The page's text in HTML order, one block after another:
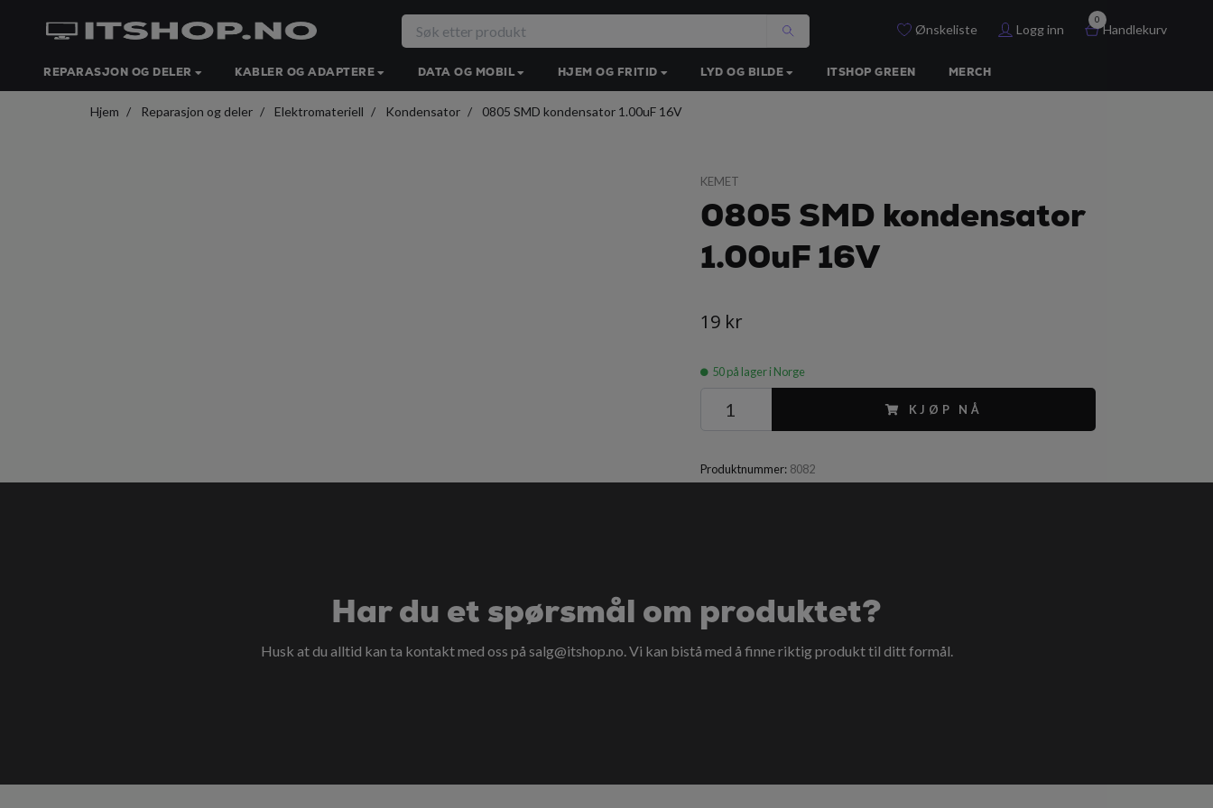
Ønskeliste Logg inn
0
Handlekurv
REPARASJON OG DELER KABLER OG ADAPTERE DATA OG MOBIL HJEM OG FRITID LYD OG BILDE ITSHOP GREEN MERCH
Hjem Reparasjon og deler Elektromateriell Kondensator 0805 SMD kondensator 1.00uF 16V
KEMET
0805 SMD kondensator
1.00uF 16V
19 kr
50på lager i Norge
KJØP NÅ
Produktnummer: 8082
Har du et spørsmål om produktet?
Husk at du alltid kan ta kontakt med oss på salg@itshop.no. Vi kan bistå med å finne riktig produkt til ditt formål.